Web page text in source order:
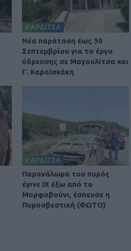
ΚΑΡΔΙΤΣΑ
Νέα παράταση έως 30
Σεπτεμβρίου για το έργο
ύδρευσης σε Μαγουλίτσα και
Γ. Καραϊσκάκη
ΚΑΡΔΙΤΣΑ
Παρανάλωμα του πυρός
έγινε ΙΧ έξω από το
Μορφοβούνι, έσπευσε η
Πυροσβεστική (ΦΩΤΟ)